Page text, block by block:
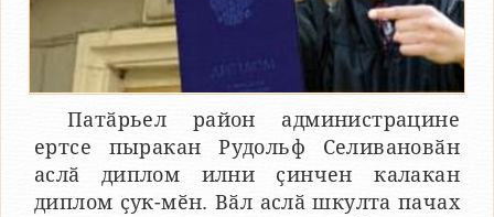
Патӑрьел район администрацине
ертсе пыракан Рудольф Селивановӑн
аслӑ диплом илни ҫинчен калакан
диплом ҫук-мӗн. Вӑл аслӑ шкулта пачах